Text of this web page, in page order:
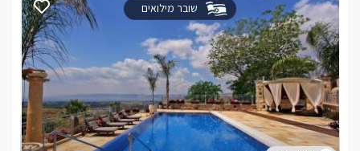
שובר מילואים